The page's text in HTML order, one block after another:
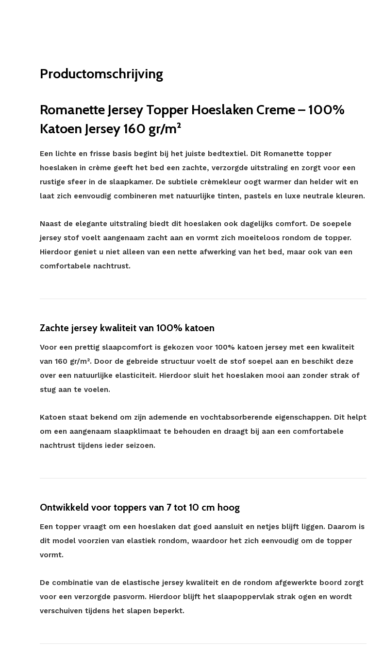
Productomschrijving
Romanette Jersey Topper Hoeslaken Creme – 100%
Katoen Jersey 160 gr/m²
Een lichte en frisse basis begint bij het juiste bedtextiel. Dit Romanette topper
hoeslaken in crème geeft het bed een zachte, verzorgde uitstraling en zorgt voor een
rustige sfeer in de slaapkamer. De subtiele crèmekleur oogt warmer dan helder wit en
laat zich eenvoudig combineren met natuurlijke tinten, pastels en luxe neutrale kleuren.
Naast de elegante uitstraling biedt dit hoeslaken ook dagelijks comfort. De soepele
jersey stof voelt aangenaam zacht aan en vormt zich moeiteloos rondom de topper.
Hierdoor geniet u niet alleen van een nette afwerking van het bed, maar ook van een
comfortabele nachtrust.
Zachte jersey kwaliteit van 100% katoen
Voor een prettig slaapcomfort is gekozen voor 100% katoen jersey met een kwaliteit
van 160 gr/m². Door de gebreide structuur voelt de stof soepel aan en beschikt deze
over een natuurlijke elasticiteit. Hierdoor sluit het hoeslaken mooi aan zonder strak of
stug aan te voelen.
Katoen staat bekend om zijn ademende en vochtabsorberende eigenschappen. Dit helpt
om een aangenaam slaapklimaat te behouden en draagt bij aan een comfortabele
nachtrust tijdens ieder seizoen.
Ontwikkeld voor toppers van 7 tot 10 cm hoog
Een topper vraagt om een hoeslaken dat goed aansluit en netjes blijft liggen. Daarom is
dit model voorzien van elastiek rondom, waardoor het zich eenvoudig om de topper
vormt.
De combinatie van de elastische jersey kwaliteit en de rondom afgewerkte boord zorgt
voor een verzorgde pasvorm. Hierdoor blijft het slaapoppervlak strak ogen en wordt
verschuiven tijdens het slapen beperkt.